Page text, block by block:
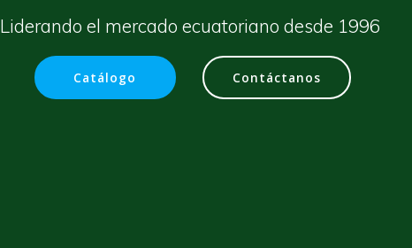
Liderando el mercado ecuatoriano desde 1996
Catálogo Contáctanos